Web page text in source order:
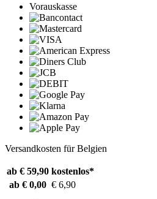
Vorauskasse
Versandkosten für Belgien
ab € 59,90 kostenlos*
ab € 0,00 € 6,90